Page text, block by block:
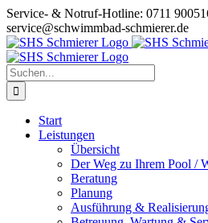
Zum
Inhalt
springen
Service- & Notruf-Hotline: 0711
service@schwimmbad-schmierer.de
Suche
nach:
Start
Leistungen
Übersicht
Der Weg zu Ihrem Pool /
Beratung
Planung
Ausführung &